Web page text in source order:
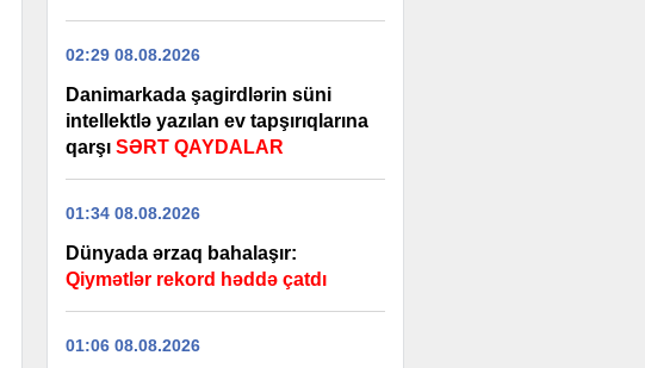
02:29 08.08.2026
Danimarkada şagirdlərin süni
intellektlə yazılan ev tapşırıqlarına
qarşı SƏRT QAYDALAR
01:34 08.08.2026
Dünyada ərzaq bahalaşır:
Qiymətlər rekord həddə çatdı
01:06 08.08.2026